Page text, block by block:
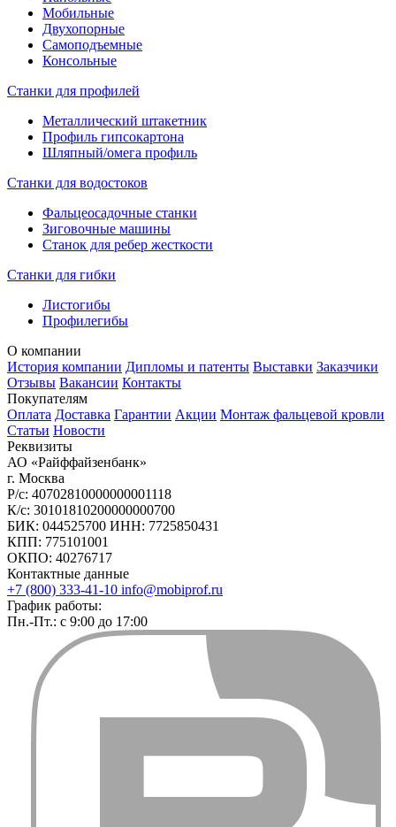
Мобильные
Двухопорные
Самоподъемные
Консольные
Станки для профилей
Металлический штакетник
Профиль гипсокартона
Шляпный/омега профиль
Станки для водостоков
Фальцеосадочные станки
Зиговочные машины
Станок для ребер жесткости
Станки для гибки
Листогибы
Профилегибы
О компании
История компании Дипломы и патенты Выставки Заказчики
Отзывы Вакансии Контакты
Покупателям
Оплата Доставка Гарантии Акции Монтаж фальцевой кровли
Статьи Новости
Реквизиты
АО «Райффайзенбанк»
г. Москва
Р/с: 40702810000000001118
К/с: 30101810200000000700
БИК: 044525700 ИНН: 7725850431
КПП: 775101001
ОКПО: 40276717
Контактные данные
+7 (800) 333-41-10 info@mobiprof.ru
График работы:
Пн.-Пт.: с 9:00 до 17:00